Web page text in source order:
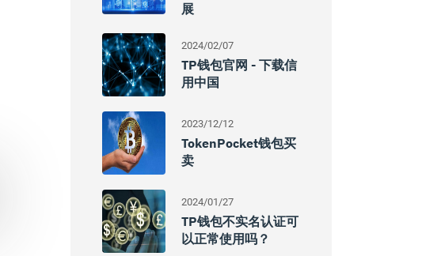
展
2024/02/07
TP钱包官网 - 下载信
用中国
2023/12/12
TokenPocket钱包买
卖
2024/01/27
TP钱包不实名认证可
以正常使用吗？